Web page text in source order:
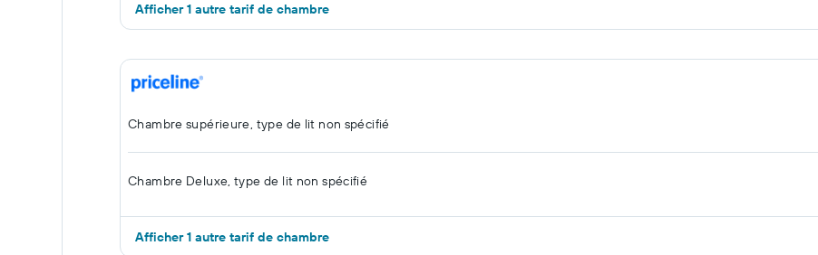
Afficher 1 autre tarif de chambre
Chambre supérieure, type de lit non spécifié
Chambre Deluxe, type de lit non spécifié
Afficher 1 autre tarif de chambre